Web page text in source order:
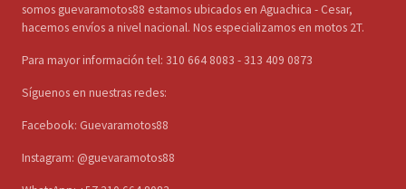
somos guevaramotos88 estamos ubicados en Aguachica - Cesar,
hacemos envíos a nivel nacional. Nos especializamos en motos 2T.
Para mayor información tel: 310 664 8083 - 313 409 0873
Síguenos en nuestras redes:
Facebook: Guevaramotos88
Instagram: @guevaramotos88